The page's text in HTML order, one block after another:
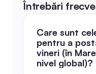
Întrebări
Care sunt
pentru a
vineri (în
nivel global)?